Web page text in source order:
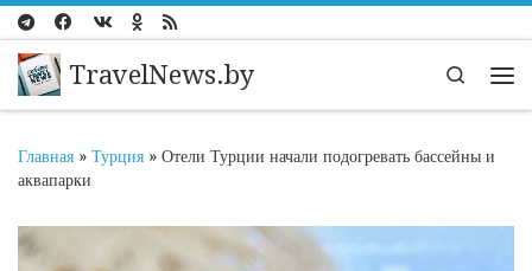
Перейти к содержимому
TravelNews.by
Search
Главная » Турция » Отели Турции начали подогревать бассейны и
аквапарки